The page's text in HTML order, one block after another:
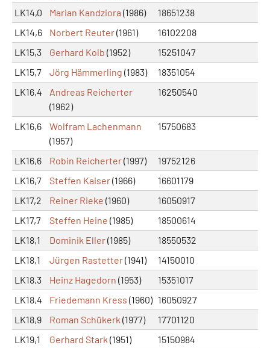
LK14,0
Marian Kandziora (1986)
18651238
LK14,6
Norbert Reuter(1961)
16102208
LK15,3
Gerhard Kolb (1952)
15251047
LK15,7
Jörg Hämmerling (1983)
18351054
LK16,4
Andreas Reicherter
(1962)
16250540
LK16,6
Wolfram Lachenmann
(1957)
15750683
LK16,6 Robin Reicherter(1997)
19752126
LK16,7
Steffen Kaiser(1966)
16601179
LK17,2
Reiner Rieke (1960)
16050917
LK17,7
Steffen Heine (1985)
18500614
LK18,1
Dominik Eller(1985)
18550532
LK18,1
Jürgen Rastetter(1941)
14150010
LK18,3
Heinz Hagedorn (1953)
15351017
LK18,4
Friedemann Kress (1960) 16050927
LK18,9
Roman Schükerk (1977)
17701120
LK19,1
Gerhard Stark (1951)
15150984